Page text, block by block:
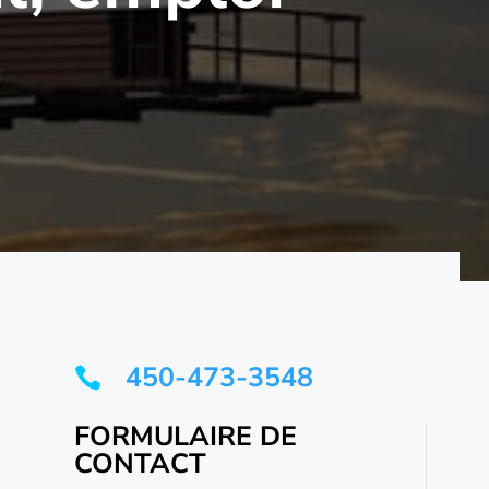

450-473-3548
FORMULAIRE DE
CONTACT